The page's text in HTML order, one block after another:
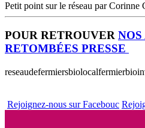
Petit point sur le réseau par Corinne
POUR RETROUVER NOS
RETOMBÉES PRESSE
reseaudefermiersbiolocalfermierbio
Rejoignez-nous sur Facebouc